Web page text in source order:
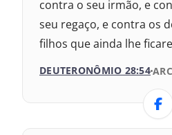
2017 – Nova Almeida
1969 – Almeida Revisada e
1993 – Almeida Revisada e
contra o seu irmão, e
seu regaço, e contra os
filhos que ainda lhe
DEUTERONÔMIO 28:54 VERSÃO DA BÍBLIA